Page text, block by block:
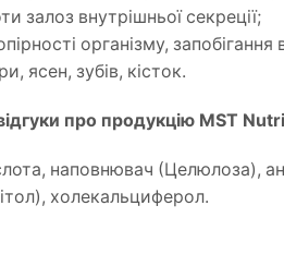
залоз внутрішньої секреції;
організму, запобігання
ясен, зубів, кісток.
про продукцію MST
наповнювач (Целюлоза),
холекальциферол.